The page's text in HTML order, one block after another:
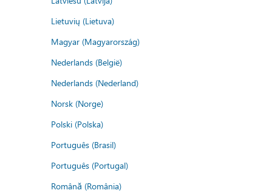
Lietuvių (Lietuva)
Magyar (Magyarország)
Nederlands (België)
Nederlands (Nederland)
Norsk (Norge)
Polski (Polska)
Português (Brasil)
Português (Portugal)
Română (România)